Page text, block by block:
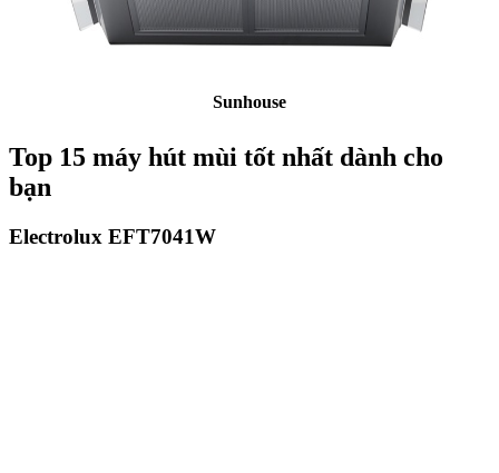
Sunhouse
Top 15 máy hút mùi tốt nhất dành cho
bạn
Electrolux EFT7041W